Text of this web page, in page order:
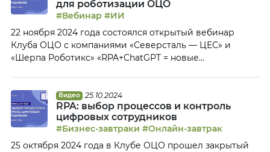
представители различных ОЦО обсудили: Тайм-коды:
00:05 Приветствие участников бизнес-завтрака 01:49
Анонс мероприятий Клуба ОЦО 06:10 […]
для роботизации ОЦО
#Вебинар #ИИ
22 ноября 2024 года состоялся открытый вебинар
Клуба ОЦО с компаниями «Северсталь — ЦЕС» и
«Шерпа Роботикс» «RPA+ChatGPT = новые
ОЦО роботизации бизнес-процессов с применением
искусственного интеллекта. Как известно, до 70% всех
операций в ОЦО составляют рутинные задачи. Из
оставшихся 30% можно легко автоматизировать две […]
Видео 25.10.2024
RPA: выбор процессов и контроль
цифровых сотрудников
#Бизнес-завтраки #Онлайн-завтрак
25 октября 2024 года в Клубе ОЦО прошел закрытый